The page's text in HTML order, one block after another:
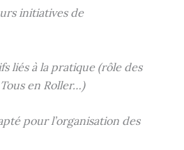
initiatives de
liés à la pratique (rôle des
en Roller…)
pour l’organisation des